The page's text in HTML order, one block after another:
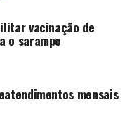
vacinação de
o sarampo
mensais